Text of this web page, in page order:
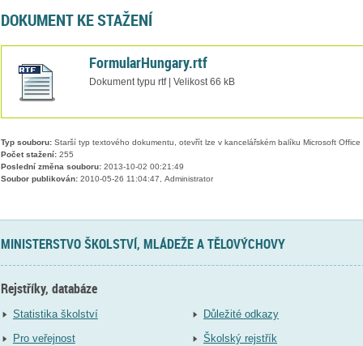
DOKUMENT KE STAŽENÍ
FormularHungary.rtf
Dokument typu rtf | Velikost 66 kB
Typ souboru:Starší typ textového dokumentu, otevřít lze v kancelářském balíku Microsoft Office
Počet stažení:255
Poslední změna souboru:2013-10-02 00:21:49
Soubor publikován:2010-05-26 11:04:47, Administrator
MINISTERSTVO ŠKOLSTVÍ, MLÁDEŽE A TĚLOVÝCHOVY
Rejstříky, databáze
Statistika školství
Pro veřejnost
Důležité odkazy
Školský rejstřík